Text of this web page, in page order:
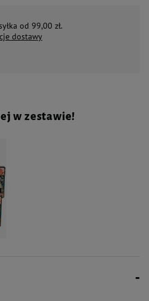
od 99,00 zł.
dostawy
w zestawie!